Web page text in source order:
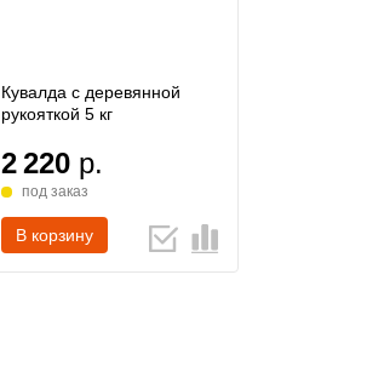
Кувалда с деревянной
рукояткой 5 кг
2 220 р.
под заказ
В корзину